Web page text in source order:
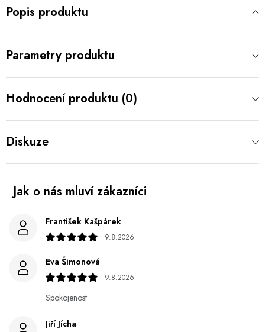
Popis produktu
Parametry produktu
Hodnocení produktu (0)
Diskuze
František Kašpárek
9.8.2026
Eva Šimonová
9.8.2026
Spokojenost
Jiří Jícha